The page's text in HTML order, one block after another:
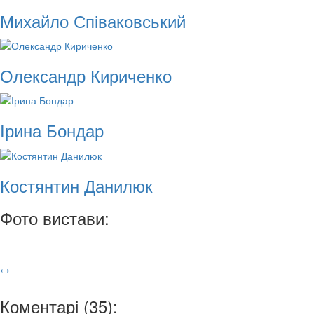
Михайло Співаковський
Олександр Кириченко
Ірина Бондар
Костянтин Данилюк
Фото вистави:
‹ ›
Коментарі (35):